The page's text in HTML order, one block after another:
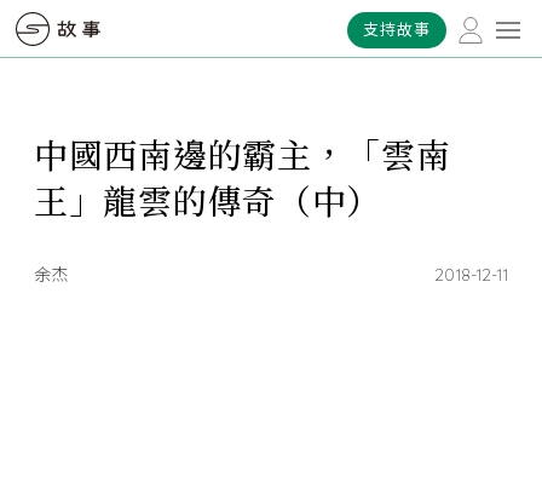
支持故事
中國西南邊的霸主，「雲南
王」龍雲的傳奇（中）
余杰 2018-12-11